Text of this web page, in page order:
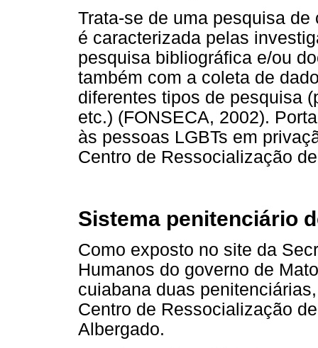
Trata-se de uma pesquisa
é caracterizada pelas
pesquisa bibliográfica e/ou
também com a coleta de
diferentes tipos de pesquisa
etc.) (FONSECA, 2002).
às pessoas LGBTs em
Centro de Ressocialização
Sistema penitenciário
Como exposto no site da
Humanos do governo de
cuiabana duas
Centro de Ressocialização
Albergado.